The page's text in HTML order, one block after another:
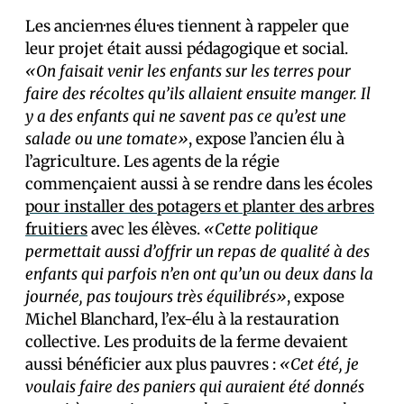
Les ancien·nes élu·es tiennent à rappeler que
leur projet était aussi pédagogique et social.
«On faisait venir les enfants sur les terres pour
faire des récoltes qu’ils allaient ensuite manger. Il
y a des enfants qui ne savent pas ce qu’est une
salade ou une tomate», expose l’ancien élu à
l’agriculture. Les agents de la régie
commençaient aussi à se rendre dans les écoles
pour installer des potagers et planter des arbres
fruitiersavec les élèves. «Cette politique
permettait aussi d’offrir un repas de qualité à des
enfants qui parfois n’en ont qu’un ou deux dans la
journée, pas toujours très équilibrés», expose
Michel Blanchard, l’ex-élu à la restauration
collective. Les produits de la ferme devaient
aussi bénéficier aux plus pauvres : «Cet été, je
voulais faire des paniers qui auraient été donnés